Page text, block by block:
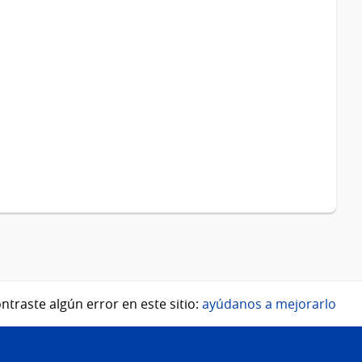
algún error en este sitio: ayúdanos a mejorarlo